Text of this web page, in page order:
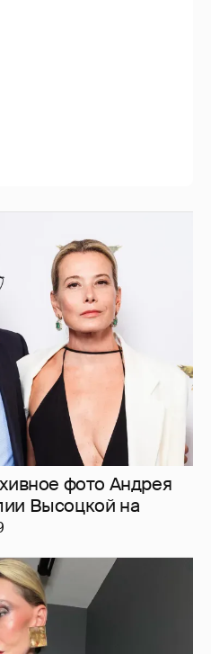
фото Андрея
Высоцкой на
летняя Наталья
в "голых"